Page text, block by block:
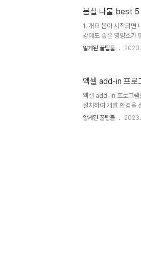
성 2,500명 중위소득
아보기(클릭) 공고일~
봄철 나물 best 5
1. 개요 봄이 시작되면
강에도 좋은 영양소가
이번에는 봄철에 먹기
며, 비린내가 나는 부
니다. 2) 쑥 쑥은 봄철
알게된 꿀팁들
엑셀 add-in 프로
엑셀 add-in 프로그램
설치하여 개발 환경
Studio Community 버
알게된 꿀팁들